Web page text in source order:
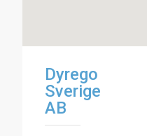
Dyrego
Sverige
AB